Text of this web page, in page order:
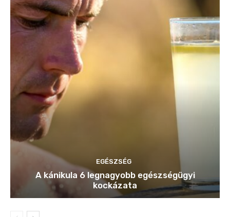
EGÉSZSÉG
A kánikula 6 legnagyobb egészségügyi
kockázata